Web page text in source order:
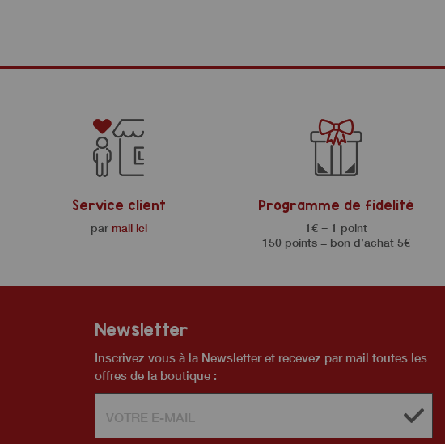
Service client
par mail ici
Programme de fidélité
1€ = 1 point
150 points = bon d’achat 5€
Newsletter
Inscrivez vous à la Newsletter et recevez par mail toutes les
offres de la boutique :